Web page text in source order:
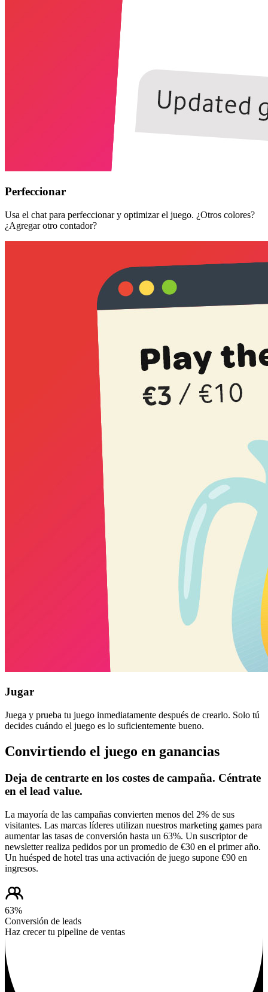
Perfeccionar
Usa el chat para perfeccionar y optimizar el juego. ¿Otros colores?
¿Agregar otro contador?
Jugar
Juega y prueba tu juego inmediatamente después de crearlo. Solo tú
decides cuándo el juego es lo suficientemente bueno.
Convirtiendo el juego en ganancias
Deja de centrarte en los costes de campaña. Céntrate
en el lead value.
La mayoría de las campañas convierten menos del 2% de sus
visitantes. Las marcas líderes utilizan nuestros marketing games para
aumentar las tasas de conversión hasta un 63%. Un suscriptor de
newsletter realiza pedidos por un promedio de €30 en el primer año.
Un huésped de hotel tras una activación de juego supone €90 en
ingresos.
63%
Conversión de leads
Haz crecer tu pipeline de ventas